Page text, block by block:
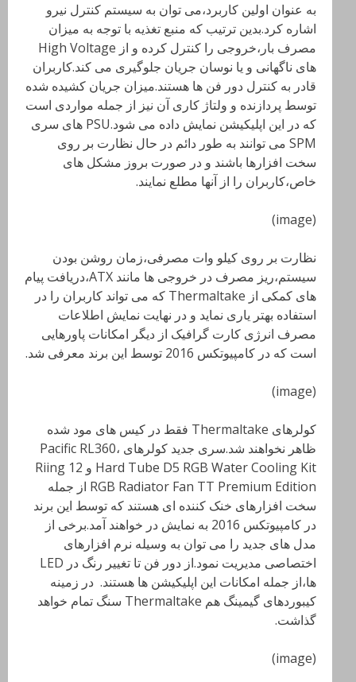
به عنوان اولین کاربرد،می توان به سیستم کنترل نیرو
اشاره کرد.بدین ترتیب که منبع تغذیه با توجه به میزان
مصرف بار،خروجی را کنترل کرده و از High Voltage
های ناگهانی و یا نوسان جریان جلوگیری می کند.کاربران
قادر به کنترل دور فن ها هستند.میزان جریان کشیده شده
توسط پردازنده و ولتاژ کاری آن نیز از جمله مواردی است
که در این اپلیکیشن نمایش داده می شود.PSU های سری
SPM می توانند به طور دائم در حال نظارت بر روی
سخت افزارها باشند و در صورت بروز مشکل های
خاص،کاربران را از آنها مطلع نمایند.
(image)
نظارت بر روی کیلو وات مصرفی،زمان روشن بودن
سیستم،ریز مصرف در خروجی ها مانند
ATX،دریافت پیام
های کمکی از Thermaltake
که می تواند کاربران را در
استفاده بهتر یاری نماید و در نهایت نمایش اطلاعات
مصرف انرژی کارت گرافیک از دیگر امکانات پاورهایی
است که در کامپیوتکس 2016 توسط این برند معرفی شد.
(image)
کولرهای Thermaltake
فقط در کیس های مود شده
ظاهر نخواهند شد.سری جدید کولرهای Pacific RL360،
Hard Tube D5 RGB Water Cooling Kit و Riing 12
RGB Radiator Fan TT Premium Edition از جمله
سخت افزارهای خنک کننده ای هستند که توسط این برند
در کامپیوتکس 2016 به نمایش در خواهند آمد.برخی از
مدل های جدید را می توان به وسیله نرم افزارهای
اختصاصی مدیریت نمود.از دور فن تا تغییر رنگ در LED
ها،از جمله امکانات این اپلیکیشن ها هستند. در زمینه
کیبوردهای گیمینگ هم Thermaltake سنگ تمام خواهد
گذاشت.
(image)